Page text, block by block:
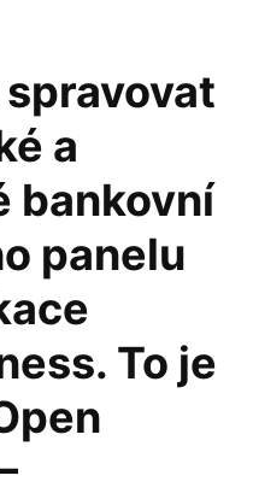
a
bankovní
panelu
To je